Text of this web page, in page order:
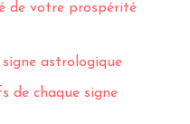
de votre prospérité
astrologique
de chaque signe